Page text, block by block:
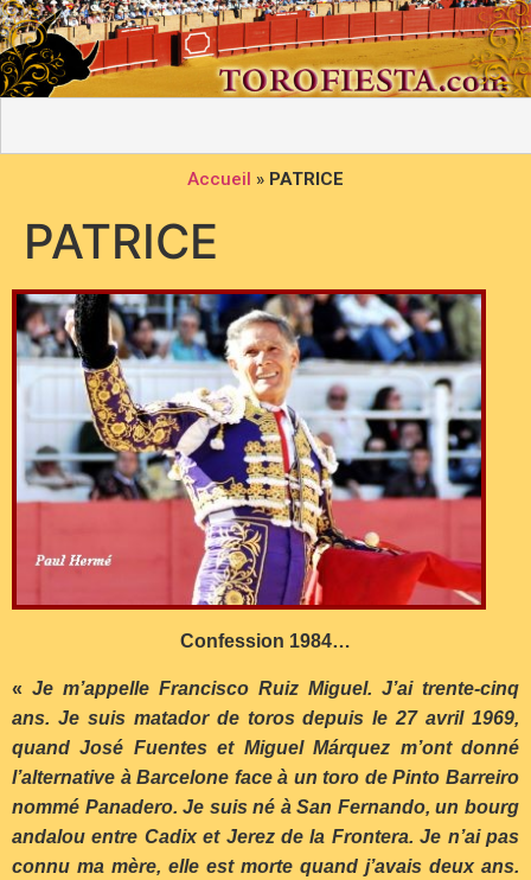
Accueil » PATRICE
PATRICE
Confession 1984…
« Je m’appelle Francisco Ruiz Miguel. J’ai trente-cinq
ans. Je suis matador de toros depuis le 27 avril 1969,
quand José Fuentes et Miguel Márquez m’ont donné
l’alternative à Barcelone face à un toro de Pinto Barreiro
nommé Panadero. Je suis né à San Fernando, un bourg
andalou entre Cadix et Jerez de la Frontera. Je n’ai pas
connu ma mère, elle est morte quand j’avais deux ans.